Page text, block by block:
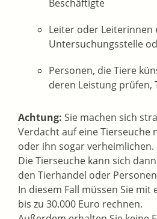
Beschäftigte
Leiter oder Leiterinnen
Untersuchungsstelle
Personen, die Tiere
deren Leistung prüfen,
Achtung: Sie machen sich
Verdacht auf eine Tierseuche
oder ihn sogar verheimlichen.
Die Tierseuche kann sich dann
den Tierhandel oder Personen
In diesem Fall müssen Sie mit
bis zu 30.000 Euro rechnen.